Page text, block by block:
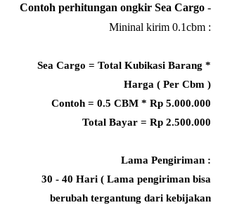
Contoh perhitungan ongkir Sea Cargo -
Mininal kirim 0.1cbm :
Sea Cargo = Total Kubikasi Barang *
Harga ( Per Cbm )
Contoh = 0.5 CBM * Rp 5.000.000
Total Bayar = Rp 2.500.000
Lama Pengiriman :
30 - 40 Hari ( Lama pengiriman bisa
berubah tergantung dari kebijakan